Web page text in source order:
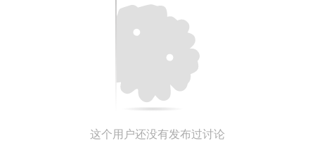
这个用户还没有发布过讨论